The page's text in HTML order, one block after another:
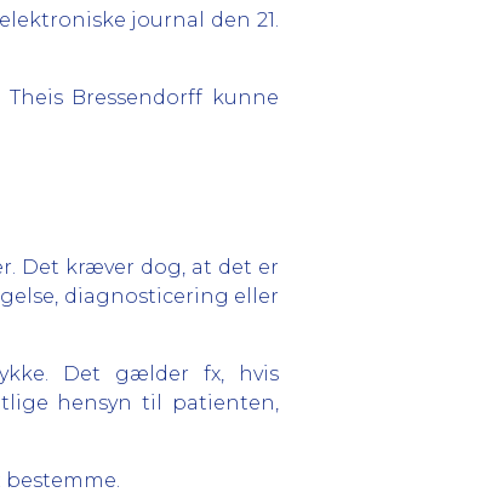
journal den 21.
Bressendorff kunne
Det kræver dog, at det er
diagnosticering eller
Det gælder fx, hvis
hensyn til patienten,